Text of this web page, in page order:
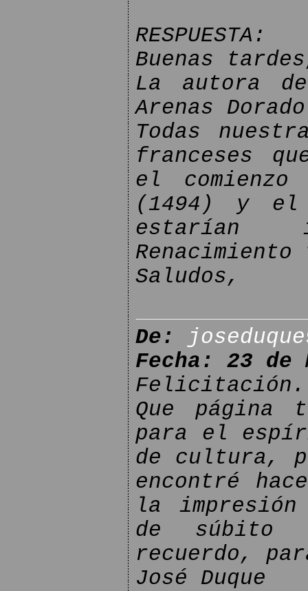
RESPUESTA:
Buenas
La autora
Arenas
Todas
franceses
el
(1494) y el
estarían
Saludos,
De:
Fecha: 23 de
Felicitación.
Que página
para el
de cultura,
encontré
la impresión
de súbito
recuerdo,
José Duque